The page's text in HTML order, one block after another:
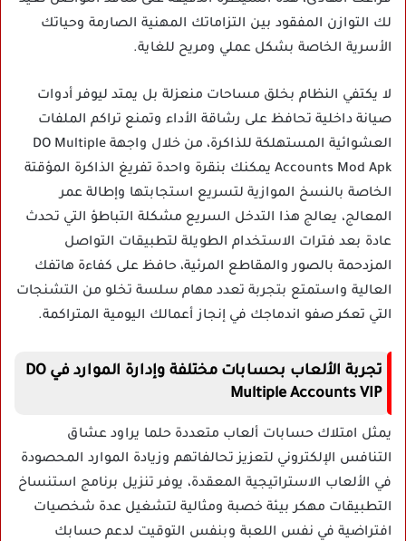
لك التوازن المفقود بين التزاماتك المهنية الصارمة وحياتك
الأسرية الخاصة بشكل عملي ومريح للغاية.
لا يكتفي النظام بخلق مساحات منعزلة بل يمتد ليوفر أدوات
صيانة داخلية تحافظ على رشاقة الأداء وتمنع تراكم الملفات
العشوائية المستهلكة للذاكرة، من خلال واجهة DO Multiple
Accounts Mod Apk يمكنك بنقرة واحدة تفريغ الذاكرة المؤقتة
الخاصة بالنسخ الموازية لتسريع استجابتها وإطالة عمر
المعالج، يعالج هذا التدخل السريع مشكلة التباطؤ التي تحدث
عادة بعد فترات الاستخدام الطويلة لتطبيقات التواصل
المزدحمة بالصور والمقاطع المرئية، حافظ على كفاءة هاتفك
العالية واستمتع بتجربة تعدد مهام سلسة تخلو من التشنجات
التي تعكر صفو اندماجك في إنجاز أعمالك اليومية المتراكمة.
تجربة الألعاب بحسابات مختلفة وإدارة الموارد في DO
Multiple Accounts VIP
يمثل امتلاك حسابات ألعاب متعددة حلما يراود عشاق
التنافس الإلكتروني لتعزيز تحالفاتهم وزيادة الموارد المحصودة
في الألعاب الاستراتيجية المعقدة، يوفر تنزيل برنامج استنساخ
التطبيقات مهكر بيئة خصبة ومثالية لتشغيل عدة شخصيات
افتراضية في نفس اللعبة وبنفس التوقيت لدعم حسابك